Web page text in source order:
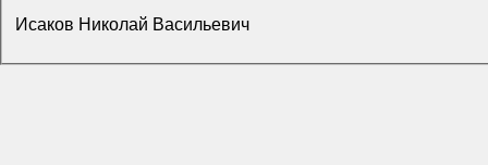
Исаков Николай Васильевич